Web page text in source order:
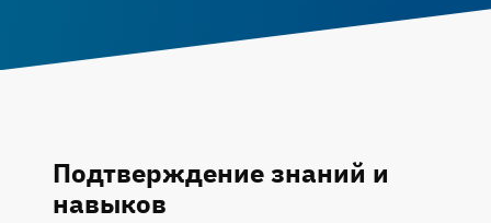
Подтверждение знаний и
навыков